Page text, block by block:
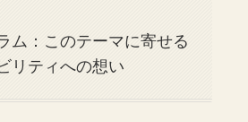
ム：このテーマに寄せる
リティへの想い